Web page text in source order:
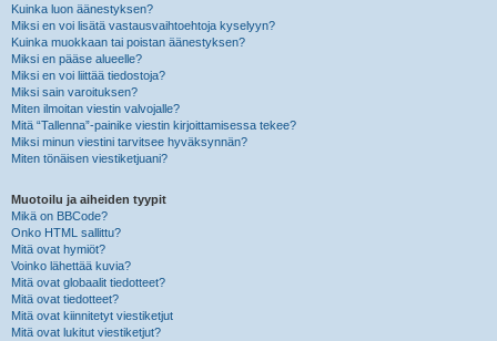
Kuinka luon äänestyksen?
Miksi en voi lisätä vastausvaihtoehtoja kyselyyn?
Kuinka muokkaan tai poistan äänestyksen?
Miksi en pääse alueelle?
Miksi en voi liittää tiedostoja?
Miksi sain varoituksen?
Miten ilmoitan viestin valvojalle?
Mitä “Tallenna”-painike viestin kirjoittamisessa tekee?
Miksi minun viestini tarvitsee hyväksynnän?
Miten tönäisen viestiketjuani?
Muotoilu ja aiheiden tyypit
Mikä on BBCode?
Onko HTML sallittu?
Mitä ovat hymiöt?
Voinko lähettää kuvia?
Mitä ovat globaalit tiedotteet?
Mitä ovat tiedotteet?
Mitä ovat kiinnitetyt viestiketjut
Mitä ovat lukitut viestiketjut?